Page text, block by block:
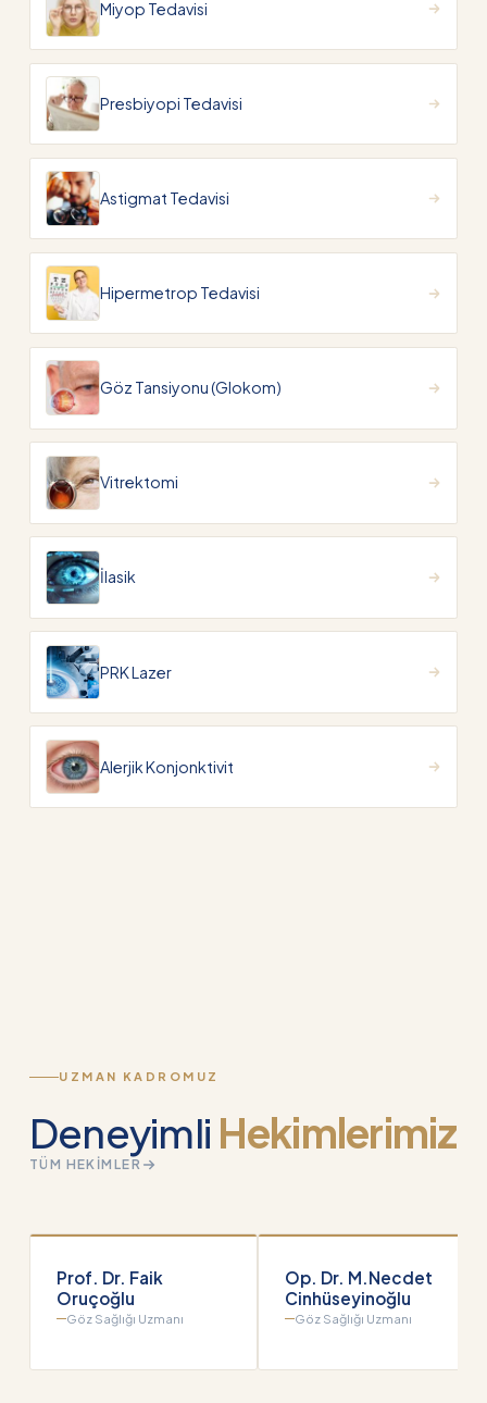
Miyop Tedavisi
Presbiyopi Tedavisi
Astigmat Tedavisi
Hipermetrop Tedavisi
Göz Tansiyonu (Glokom)
Vitrektomi
İlasik
PRK Lazer
Alerjik Konjonktivit
UZMAN KADROMUZ
Deneyimli Hekimlerimiz
TÜM HEKIMLER
Prof. Dr. Faik
Oruçoğlu
Göz Sağlığı Uzmanı
Op. Dr. M.Necdet
Cinhüseyinoğlu
Göz Sağlığı Uzmanı